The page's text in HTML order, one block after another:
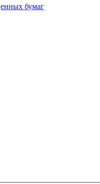
бумаг